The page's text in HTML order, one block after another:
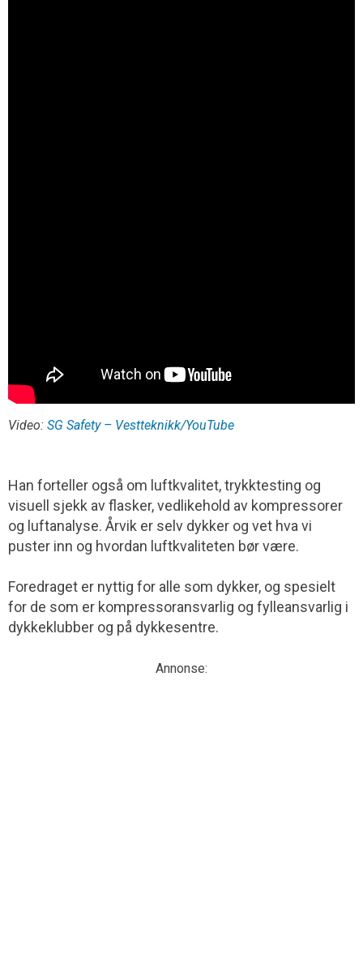
Video: SG Safety – Vestteknikk/YouTube
Han forteller også om luftkvalitet, trykktesting og
visuell sjekk av flasker, vedlikehold av kompressorer
og luftanalyse. Årvik er selv dykker og vet hva vi
puster inn og hvordan luftkvaliteten bør være.
Foredraget er nyttig for alle som dykker, og spesielt
for de som er kompressor­ansvarlig og fylleansvarlig i
dykkeklubber og på dykkesentre.
Annonse: